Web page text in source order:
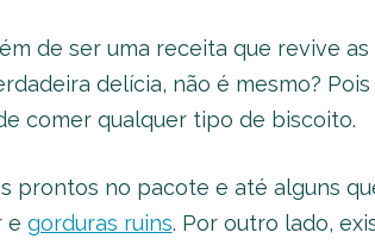
de ser uma receita que revive as
delícia, não é mesmo?
comer qualquer tipo de biscoito.
prontos no pacote e até alguns
e gorduras ruins. Por outro lado,